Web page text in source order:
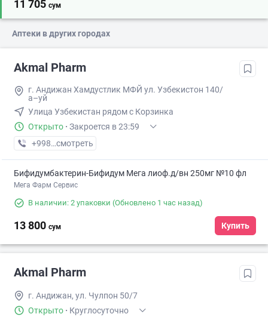
11 705 сум
Аптеки в других городах
Akmal Pharm
г. Андижан Хамдустлик МФЙ ул. Узбекистон 140/
а–уй
Улица Узбекистан рядом с Корзинка
Открыто · Закроется в 23:59
+998 (90) XXX-XX-XX
смотреть
Бифидумбактерин-Бифидум Мега лиоф.д/вн 250мг №10 фл
Мега Фарм Сервис
В наличии: 2 упаковки (Обновлено 1 час назад)
13 800 сум Купить
Akmal Pharm
г. Андижан, ул. Чулпон 50/7
Открыто · Круглосуточно